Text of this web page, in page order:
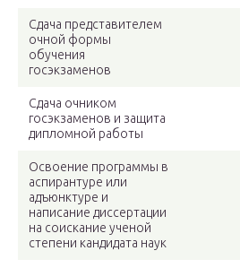
Сдача представителем
очной формы
обучения
госэкзаменов
Сдача очником
госэкзаменов и защита
дипломной работы
Освоение программы в
аспирантуре или
адъюнктуре и
написание диссертации
на соискание ученой
степени кандидата наук